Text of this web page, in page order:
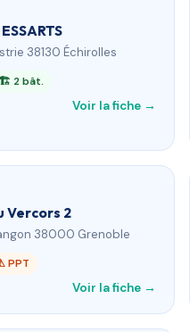
38130 Échirolles
🏗 2 bât.
Voir la fiche →
Vercors 2
38000 Grenoble
PPT
Voir la fiche →